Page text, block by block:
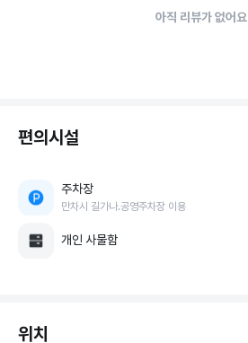
아직 리뷰가 없어요
편의시설
주차장
만차시 길가나.공영주차장 이용
개인 사물함
위치